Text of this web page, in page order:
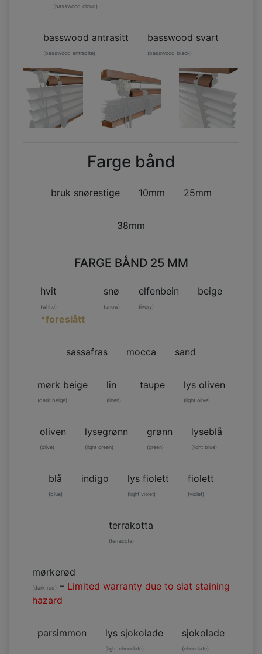
(basswood cloud)
basswood antrasitt
(basswood antracite)
basswood svart
(basswood black)
Farge bånd
25mm
10mm
38mm
bruk snørestige
FARGE BÅND 25 MM
hvit
(white)
*foreslått
snø
(snow)
elfenbein
(ivory)
beige
sassafras mocca sand
mørk beige
(dark beige)
lin
(linen)
taupe lys oliven
(light olive)
oliven
(olive)
lysegrønn
(light green)
grønn
(green)
lyseblå
(light blue)
blå
(blue)
indigo lys fiolett
(light violet)
fiolett
(violet)
terrakotta
(terracota)
mørkerød
(dark red) – Limited warranty due to slat staining
hazard
parsimmon lys sjokolade
(light chocolate)
sjokolade
(chocolate)